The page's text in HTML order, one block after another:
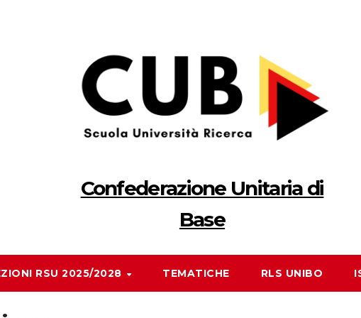
Confederazione Unitaria di
Base
RSU 2025/2028 TEMATICHE RLS UNIBO